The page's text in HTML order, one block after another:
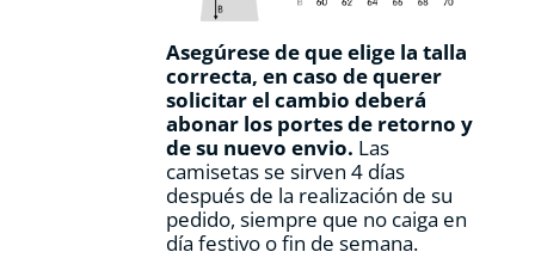
Asegúrese de que elige la talla
correcta, en caso de querer
solicitar el cambio deberá
abonar los portes de retorno y
de su nuevo envio. Las
camisetas se sirven 4 días
después de la realización de su
pedido, siempre que no caiga en
día festivo o fin de semana.